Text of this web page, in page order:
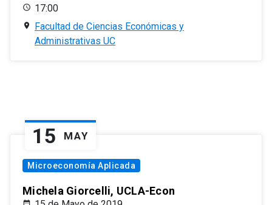
17:00
Facultad de Ciencias Económicas y
Administrativas UC
15 MAY
Microeconomía Aplicada
Michela Giorcelli, UCLA-Econ